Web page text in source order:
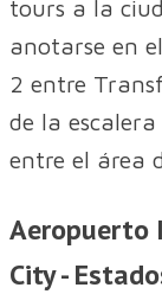
tours a la
anotarse en
2 entre
de la
entre el área
Aeropuerto
City -